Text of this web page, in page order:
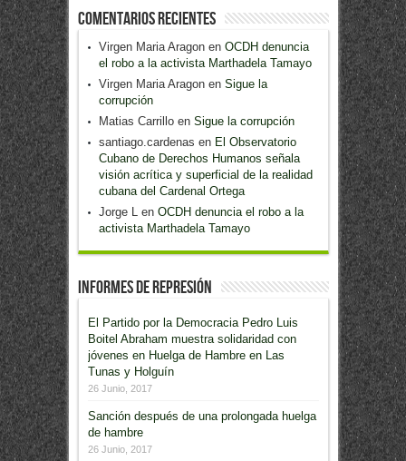
Comentarios recientes
Virgen Maria Aragonen OCDH denuncia
el robo a la activista Marthadela Tamayo
Virgen Maria Aragonen Sigue la
corrupción
Matias Carrilloen Sigue la corrupción
santiago.cardenas en El Observatorio
Cubano de Derechos Humanos señala
visión acrítica y superficial de la realidad
cubana del Cardenal Ortega
Jorge Len OCDH denuncia el robo a la
activista Marthadela Tamayo
Informes de Represión
El Partido por la Democracia Pedro Luis
Boitel Abraham muestra solidaridad con
jóvenes en Huelga de Hambre en Las
Tunas y Holguín
26 Junio, 2017
Sanción después de una prolongada huelga
de hambre
26 Junio, 2017